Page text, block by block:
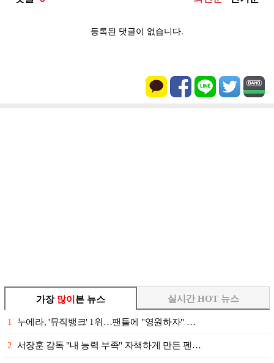
가장 많이 본 뉴스
1 누에라, '뮤직뱅크' 1위…팬들에 "영원하자" …
2 서장훈 감독 "내 능력 부족" 자책하게 만든 펜…
실시간 HOT 뉴스